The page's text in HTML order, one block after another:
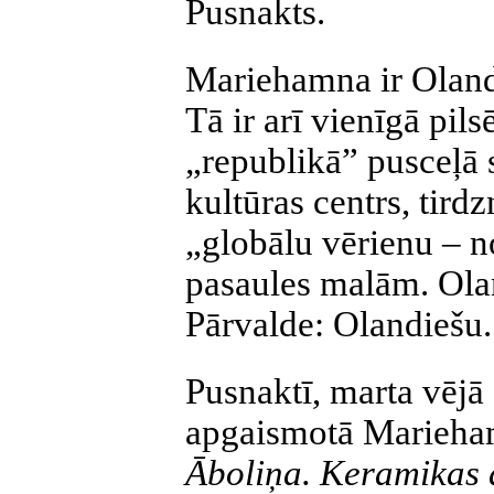
Pusnakts.
Mariehamna ir
Tā ir arī vienīgā
„republikā”
kultūras centrs,
„globālu vērienu –
pasaules malām.
Pārvalde:
Pusnaktī, marta vējā
apgaismotā
Āboliņa. Keramikas